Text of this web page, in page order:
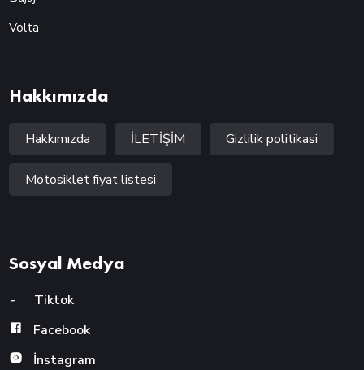
Volta
Hakkımızda
Hakkımızda İLETİŞİM Gizlilik politikasi
Motosiklet fiyat listesi
Sosyal Medya
-
Tiktok
Facebook
İnstagram